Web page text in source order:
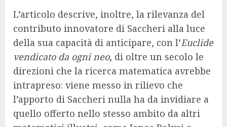
L’articolo descrive, inoltre, la rilevanza del
contributo innovatore di Saccheri alla luce
della sua capacità di anticipare, con l’Euclide
vendicato da ogni neo, di oltre un secolo le
direzioni che la ricerca matematica avrebbe
intrapreso: viene messo in rilievo che
l’apporto di Saccheri nulla ha da invidiare a
quello offerto nello stesso ambito da altri